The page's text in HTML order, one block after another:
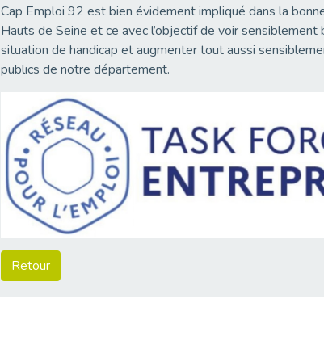
Cap Emploi 92 est bien évidement impliqué dans la
Hauts de Seine et ce avec l’objectif de voir
situation de handicap et augmenter tout aussi
publics de notre département.
Retour